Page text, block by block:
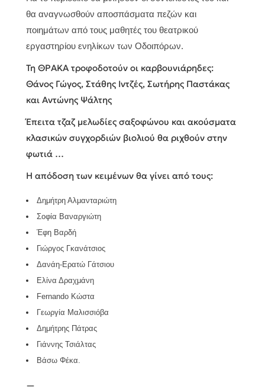
θα αναγνωσθούν αποσπάσματα πεζών και
ποιημάτων από τους μαθητές του θεατρικού
εργαστηρίου ενηλίκων των Οδοιπόρων.
Τη ΘΡΑΚΑ τροφοδοτούν οι καρβουνιάρηδες:
Θάνος Γώγος, Στάθης Ιντζές, Σωτήρης Παστάκας
και Αντώνης Ψάλτης
Έπειτα τζαζ μελωδίες σαξοφώνου και ακούσματα
κλασικών συγχορδιών βιολιού θα ριχθούν στην
φωτιά …
Η απόδοση των κειμένων θα γίνει από τους:
Δημήτρη Αλμανταριώτη
Σοφία Βαναργιώτη
Έφη Βαρδή
Γιώργος Γκανάτσιος
Δανάη-Ερατώ Γάτσιου
Ελίνα Δραχμάνη
Fernando Κώστα
Γεωργία Μαλισσιόβα
Δημήτρης Πάτρας
Γιάννης Τσιάλτας
Βάσω Φέκα.
—